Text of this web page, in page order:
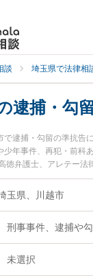
談 埼玉県で法律相
逮捕・勾
で逮捕・勾留の準抗告
少年事件、再犯・前科
徳弁護士、アレテー法
ブルを今すぐに弁護士
市内の弁護士に相談予
玉県、川越市
刑事事件、逮捕や
未選択